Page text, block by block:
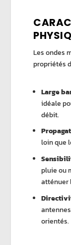
Les ondes
propriétés
Large
idéale
débit.
loin que
pluie ou
atténuer
orientés.